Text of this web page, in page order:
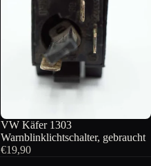
VW Käfer 1303
Warnblinklichtschalter, gebraucht
€19,90